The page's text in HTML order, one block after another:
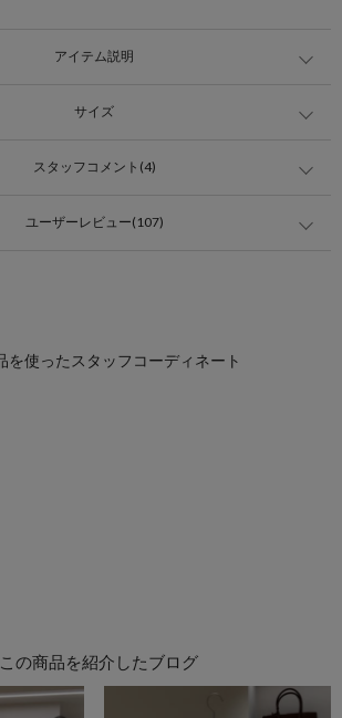
アイテム説明
サイズ
スタッフコメント(4)
ユーザーレビュー(107)
この商品を紹介したブログ